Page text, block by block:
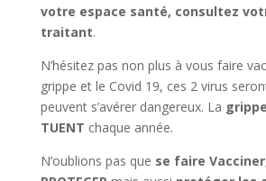
votre espace santé, consultez
traitant.
N’hésitez pas non plus à vous faire
grippe et le Covid 19, ces 2 virus
peuvent s’avérer dangereux. La
TUENT chaque année.
N’oublions pas que se faire